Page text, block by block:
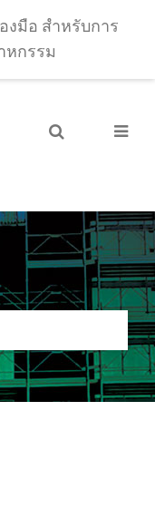
งมือ สำหรับการ
หกรรม